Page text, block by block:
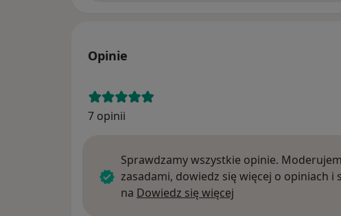
Opinie
7 opinii
Sprawdzamy wszystkie opinie.
zasadami, dowiedz się więcej o opiniach i
na Dowiedz się więcej